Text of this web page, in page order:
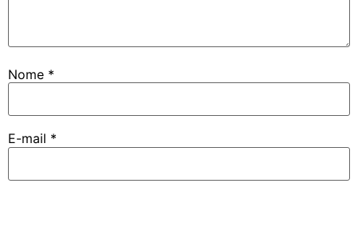
Nome *
E-mail *